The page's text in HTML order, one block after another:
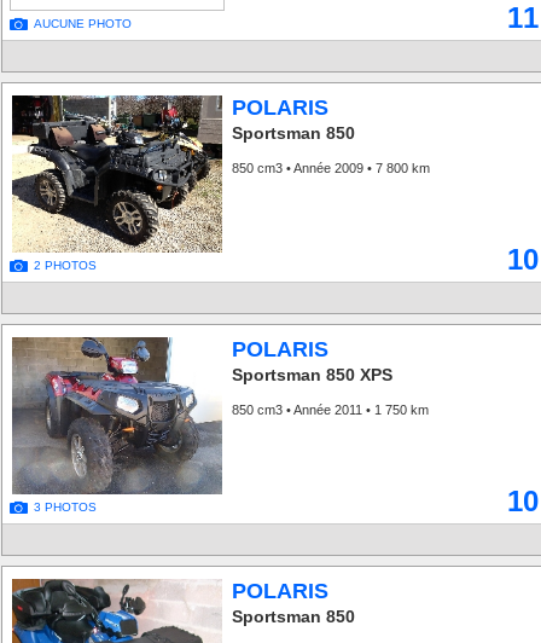
AUCUNE PHOTO
2 PHOTOS
POLARIS
Sportsman 850
850 cm3 • Année 2009 • 7 800 km
3 PHOTOS
POLARIS
Sportsman 850 XPS
850 cm3 • Année 2011 • 1 750 km
POLARIS
Sportsman 850